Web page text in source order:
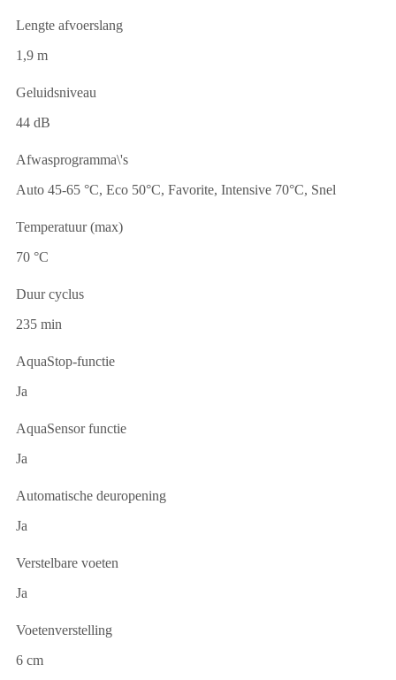
Lengte afvoerslang
1,9 m
Geluidsniveau
44 dB
Afwasprogramma\'s
Auto 45-65 °C, Eco 50°C, Favorite, Intensive 70°C, Snel
Temperatuur (max)
70 °C
Duur cyclus
235 min
AquaStop-functie
Ja
AquaSensor functie
Ja
Automatische deuropening
Ja
Verstelbare voeten
Ja
Voetenverstelling
6 cm